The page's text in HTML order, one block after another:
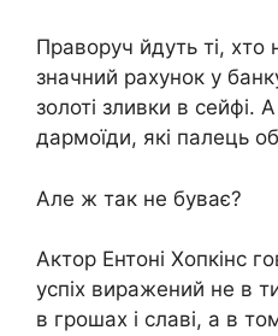
Праворуч йдуть ті, хто
значний рахунок у
золоті зливки в сейфі.
дармоїди, які палець
Але ж так не буває?
Актор Ентоні Хопкінс
успіх виражений не в
в грошах і славі, а в